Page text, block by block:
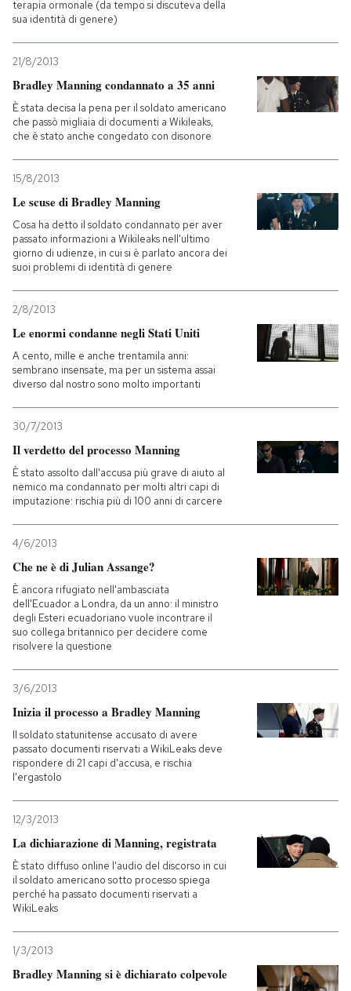
terapia ormonale (da tempo si discuteva della
sua identità di genere)
21/8/2013
Bradley Manning condannato a 35 anni
È stata decisa la pena per il soldato americano
che passò migliaia di documenti a Wikileaks,
che è stato anche congedato con disonore
15/8/2013
Le scuse di Bradley Manning
Cosa ha detto il soldato condannato per aver
passato informazioni a Wikileaks nell'ultimo
giorno di udienze, in cui si è parlato ancora dei
suoi problemi di identità di genere
2/8/2013
Le enormi condanne negli Stati Uniti
A cento, mille e anche trentamila anni:
sembrano insensate, ma per un sistema assai
diverso dal nostro sono molto importanti
30/7/2013
Il verdetto del processo Manning
È stato assolto dall'accusa più grave di aiuto al
nemico ma condannato per molti altri capi di
imputazione: rischia più di 100 anni di carcere
4/6/2013
Che ne è di Julian Assange?
È ancora rifugiato nell'ambasciata
dell'Ecuador a Londra, da un anno: il ministro
degli Esteri ecuadoriano vuole incontrare il
suo collega britannico per decidere come
risolvere la questione
3/6/2013
Inizia il processo a Bradley Manning
Il soldato statunitense accusato di avere
passato documenti riservati a WikiLeaks deve
rispondere di 21 capi d'accusa, e rischia
l'ergastolo
12/3/2013
La dichiarazione di Manning, registrata
È stato diffuso online l'audio del discorso in cui
il soldato americano sotto processo spiega
perché ha passato documenti riservati a
WikiLeaks
1/3/2013
Bradley Manning si è dichiarato colpevole